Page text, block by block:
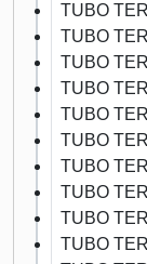
TUBO
TUBO
TUBO
TUBO
TUBO
TUBO
TUBO
TUBO
TUBO
TUBO